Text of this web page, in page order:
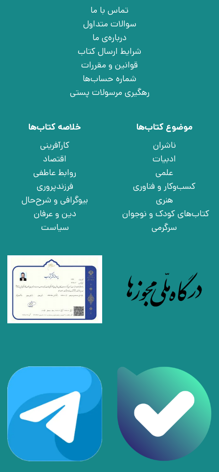
تماس با ما
سوالات متداول
درباره‌ی ما
شرایط ارسال کتاب
قوانین و مقررات
شماره حساب‌ها
رهگیری مرسولات پستی
موضوع کتاب‌ها
ناشران
ادبیات
علمی
کسب‌وکار و فناوری
هنری
کتاب‌های کودک و نوجوان
سرگرمی
خلاصه کتاب‌ها
کارآفرینی
اقتصاد
روابط عاطفی
فرزندپروری
بیوگرافی و شرح‌حال
دین و عرفان
سیاست